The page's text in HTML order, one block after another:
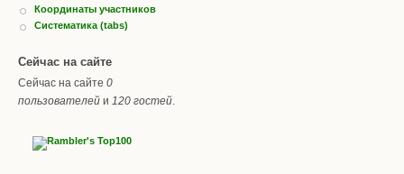
Координаты участников
Систематика (tabs)
Сейчас на сайте
Сейчас на сайте 0
пользователей и 120 гостей.